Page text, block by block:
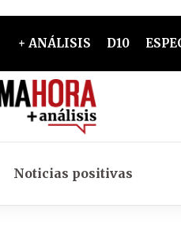
+ ANÁLISIS D10
Noticias positivas